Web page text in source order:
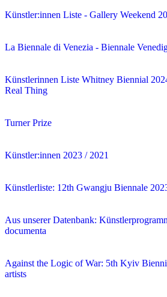
Künstler:innen Liste - Gallery Weekend
La Biennale di Venezia - Biennale
Künstlerinnen Liste Whitney Biennial
Real Thing
Turner Prize
Künstler:innen 2023 / 2021
Künstlerliste: 12th Gwangju Biennale
Aus unserer Datenbank:
documenta
Against the Logic of War: 5th Kyiv
artists